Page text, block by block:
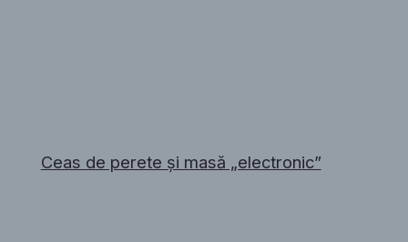
Ceas de perete și masă „electronic”